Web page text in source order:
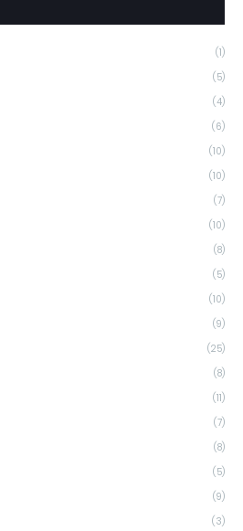
(1)
(5)
(4)
(6)
(10)
(10)
(7)
(10)
(8)
(5)
(10)
(9)
(25)
(8)
(11)
(7)
(8)
(5)
(9)
(3)